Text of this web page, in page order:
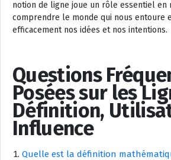
notion de ligne joue un rôle essentiel en
comprendre le monde qui nous entoure
efficacement nos idées et nos intentions.
Questions
Posées sur les
Définition,
Influence
Quelle est la définition